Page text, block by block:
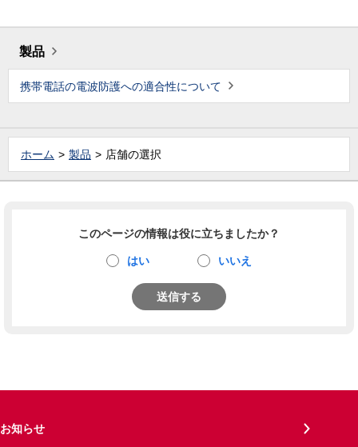
製品
携帯電話の電波防護への適合性について
ホーム 製品 店舗の選択
このページの情報は役に立ちましたか？
はい いいえ
送信する
お知らせ